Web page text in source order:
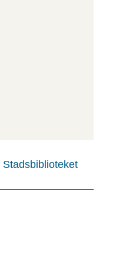
Stadsbiblioteket